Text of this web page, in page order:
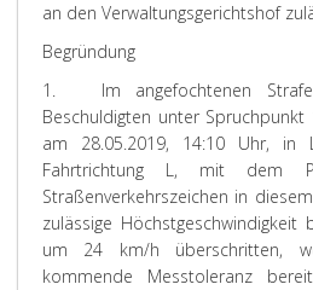
an den Verwaltungsgerichtshof
Begründung
1. Im angefochtenen
Beschuldigten unter
am 28.05.2019, 14:10 Uhr,
Fahrtrichtung L, mit dem
Straßenverkehrszeichen in
zulässige
um 24 km/h überschritten,
kommende Messtoleranz